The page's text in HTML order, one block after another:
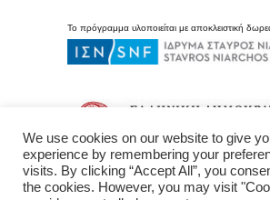
Το πρόγραμμα υλοποιείται με αποκλειστική
We use cookies on our website to give
experience by remembering your
visits. By clicking “Accept All”, you
the cookies. However, you may visit